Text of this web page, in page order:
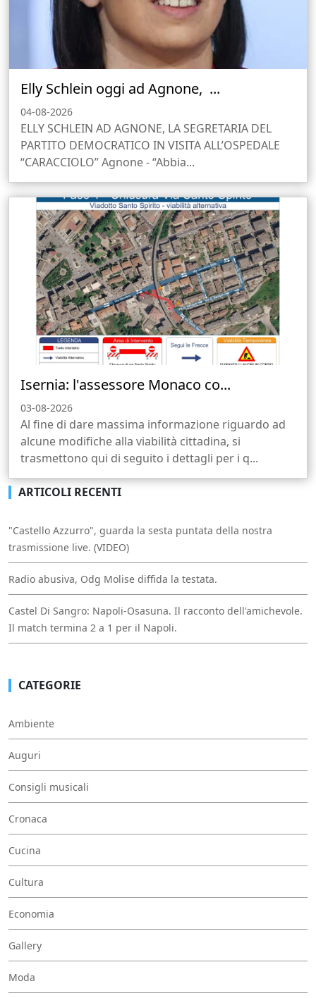
Elly Schlein oggi ad Agnone, ...
04-08-2026
ELLY SCHLEIN AD AGNONE, LA SEGRETARIA DEL
PARTITO DEMOCRATICO IN VISITA ALL’OSPEDALE
“CARACCIOLO” Agnone - “Abbia...
Isernia: l'assessore Monaco co...
03-08-2026
Al fine di dare massima informazione riguardo ad
alcune modifiche alla viabilità cittadina, si
trasmettono qui di seguito i dettagli per i q...
ARTICOLI RECENTI
"Castello Azzurro", guarda la sesta puntata della nostra
trasmissione live. (VIDEO)
Radio abusiva, Odg Molise diffida la testata.
Castel Di Sangro: Napoli-Osasuna. Il racconto dell'amichevole.
Il match termina 2 a 1 per il Napoli.
CATEGORIE
Ambiente
Auguri
Consigli musicali
Cronaca
Cucina
Cultura
Economia
Gallery
Moda